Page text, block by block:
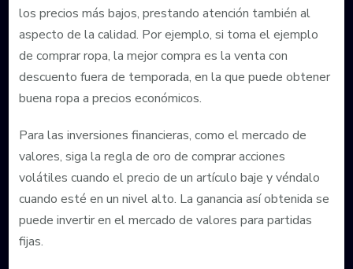
los precios más bajos, prestando atención también al
aspecto de la calidad. Por ejemplo, si toma el ejemplo
de comprar ropa, la mejor compra es la venta con
descuento fuera de temporada, en la que puede obtener
buena ropa a precios económicos.
Para las inversiones financieras, como el mercado de
valores, siga la regla de oro de comprar acciones
volátiles cuando el precio de un artículo baje y véndalo
cuando esté en un nivel alto. La ganancia así obtenida se
puede invertir en el mercado de valores para partidas
fijas.